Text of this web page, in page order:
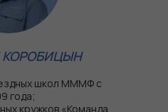
школ МММФ с
года;
кружков «Команда